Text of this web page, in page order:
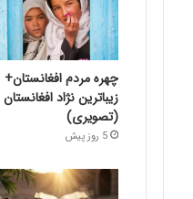
چهره مردم افغانستان+
زیباترین نژاد افغانستان
(تصویری)
5 روز پیش